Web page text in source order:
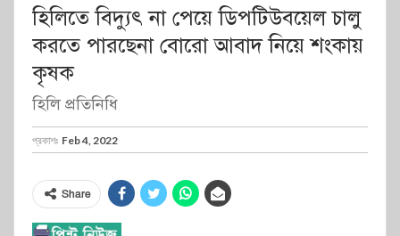
হিলিতে বিদ্যুৎ না পেয়ে ডিপটিউবয়েল চালু
করতে পারছেনা বোরো আবাদ নিয়ে শংকায়
কৃষক
হিলি প্রতিনিধি
প্রকাশঃ Feb 4, 2022
Share